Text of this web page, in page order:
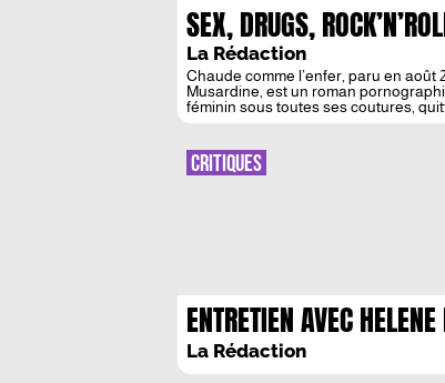
SEX, DRUGS,
La Rédaction
Chaude comme l’enfer, paru en août
Musardine, est un roman
féminin sous toutes ses coutures,
ENTRETIEN AVEC
ET TOMOKO OONO : «
La Rédaction
CRITIQUES